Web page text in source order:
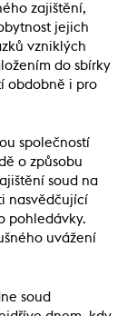
zajištění,
jejich
vzniklých
do sbírky
obdobně i pro
společností
o způsobu
soud na
nasvědčující
pohledávky.
uvážení
soud